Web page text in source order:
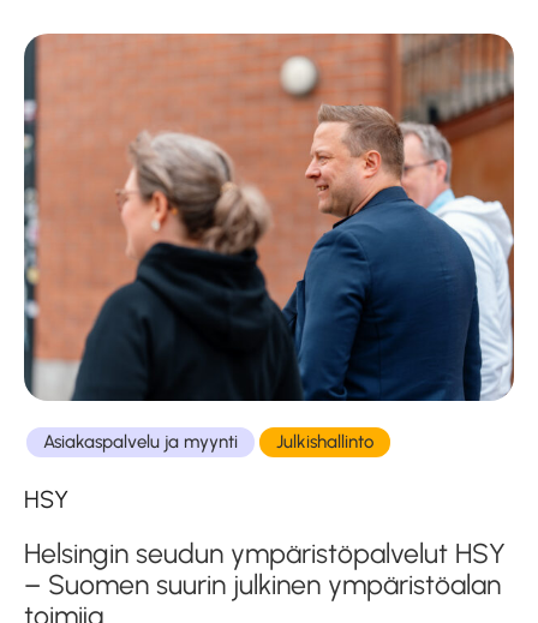
Asiakaspalvelu ja myynti Julkishallinto
HSY
Helsingin seudun ympäristöpalvelut HSY
– Suomen suurin julkinen ympäristöalan
toimija